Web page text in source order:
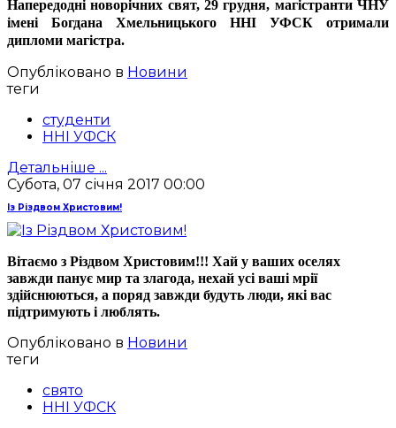
Напередодні новорічних свят, 29 грудня, магістранти ЧНУ
імені Богдана Хмельницького ННІ УФСК отримали
дипломи магістра.
Опубліковано в Новини
теги
студенти
ННІ УФСК
Детальніше ...
Субота, 07 січня 2017 00:00
Із Різдвом Христовим!
Вітаємо з Різдвом Христовим!!! Хай у ваших оселях
завжди панує мир та злагода, нехай усі ваші мрії
здійснюються, а поряд завжди будуть люди, які вас
підтримують і люблять.
Опубліковано в Новини
теги
свято
ННІ УФСК